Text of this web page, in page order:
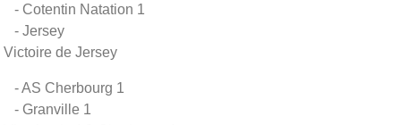
- Cotentin Natation 1
- Jersey
Victoire de Jersey
- AS Cherbourg 1
- Granville 1